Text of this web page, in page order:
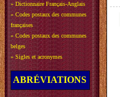
» Dictionnaire Français-Anglais
» Codes postaux des communes
françaises
» Codes postaux des communes
belges
» Sigles et acronymes
ABRÉVIATIONS